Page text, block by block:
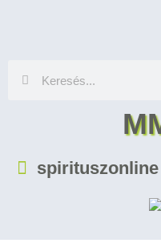
spirituszonline